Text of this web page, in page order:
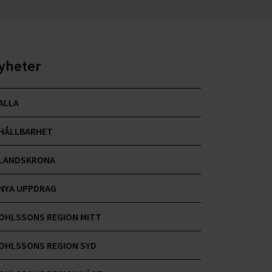
UPPDRAG
REGION MITT
REGION SYD